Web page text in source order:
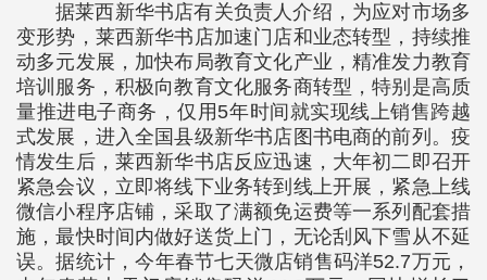
据莱西新华书店有关负责人介绍，为应对市场多
变形势，莱西新华书店加速门店和业态转型，持续推
动多元发展，加快布局教育文化产业，精准发力教育
培训服务，积极向教育文化服务商转型，特别是高质
量推进电子商务，仅用5年时间就实现线上销售跨越
式发展，进入全国县级新华书店图书电商的前列。疫
情发生后，莱西新华书店反应迅速，大年初二即召开
紧急会议，立即将线下业务转到线上开展，紧急上线
微信小程序店铺，采取了满额免运费等一系列配套措
施，最快时间内做好送货上门，无论刮风下雪从不延
误。据统计，今年春节七天微店销售码洋52.7万元，